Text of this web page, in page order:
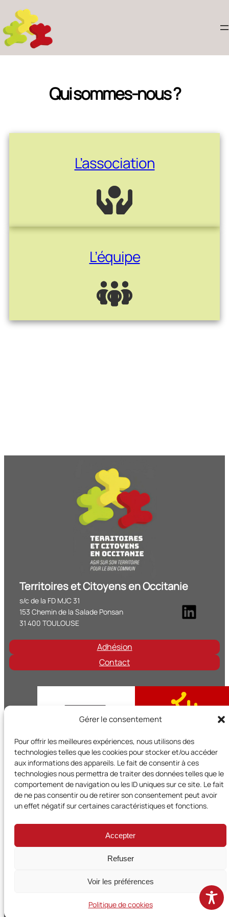
Gérer le consentement
Pour offrir les meilleures expériences, nous utilisons des
technologies telles que les cookies pour stocker et/ou accéder
aux informations des appareils. Le fait de consentir à ces
technologies nous permettra de traiter des données telles que le
comportement de navigation ou les ID uniques sur ce site. Le fait
de ne pas consentir ou de retirer son consentement peut avoir
un effet négatif sur certaines caractéristiques et fonctions.
Accepter
Refuser
Voir les préférences
Politique de cookies
Qui sommes-nous ?
L’association
L’équipe
Territoires et Citoyens en Occitanie
s/c de la FD MJC 31
153 Chemin de la Salade Ponsan
31 400 TOULOUSE
Adhésion
Contact
Territoires et Citoyens en Occitanie est un réseau régional
Mentions légales
Territoires et Citoyens en Occitanie· Réalisation & Maintenance :
CreaNum